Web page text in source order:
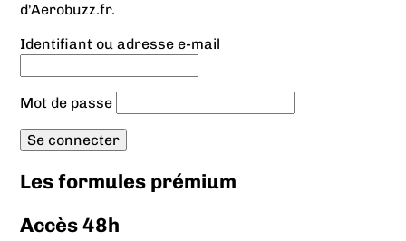
d'Aerobuzz.fr.
Identifiant ou adresse e-mail
Mot de passe
Les formules prémium
Accès 48h